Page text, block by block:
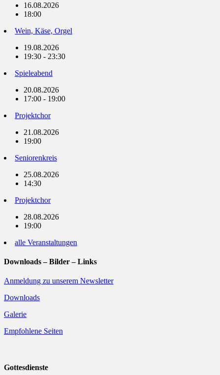
16.08.2026
18:00
Wein, Käse, Orgel
19.08.2026
19:30 - 23:30
Spieleabend
20.08.2026
17:00 - 19:00
Projektchor
21.08.2026
19:00
Seniorenkreis
25.08.2026
14:30
Projektchor
28.08.2026
19:00
alle Veranstaltungen
Downloads – Bilder – Links
Anmeldung zu unserem Newsletter
Downloads
Galerie
Empfohlene Seiten
Gottesdienste